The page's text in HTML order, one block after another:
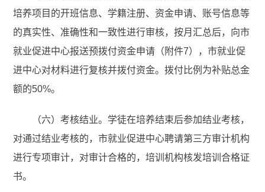
培养项目的开班信息、学籍注册、资金申请、账号信息等
的真实性、准确性和一致性进行审核，按月汇总后，向市
就业促进中心报送预拨付资金申请（附件7），市就业促
进中心对材料进行复核并拨付资金。拨付比例为补贴总金
额的50%。
（六）考核结业。学徒在培养结束后参加结业考核，
对通过结业考核的，市就业促进中心聘请第三方审计机构
进行专项审计，对审计合格的，培训机构核发培训合格证
书。